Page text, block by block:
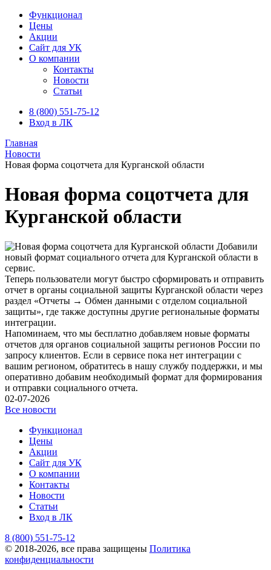
Функционал
Цены
Акции
Сайт для УК
О компании
Контакты
Новости
Статьи
8 (800) 551-75-12
Вход в ЛК
Главная
Новости
Новая форма соцотчета для Курганской области
Новая форма соцотчета для
Курганской области
Добавили
новый формат социального отчета для Курганской области в
сервис.
Теперь пользователи могут быстро сформировать и отправить
отчет в органы социальной защиты Курганской области через
раздел «Отчеты → Обмен данными с отделом социальной
защиты», где также доступны другие региональные форматы
интеграции.
Напоминаем, что мы бесплатно добавляем новые форматы
отчетов для органов социальной защиты регионов России по
запросу клиентов. Если в сервисе пока нет интеграции с
вашим регионом, обратитесь в нашу службу поддержки, и мы
оперативно добавим необходимый формат для формирования
и отправки социального отчета.
02-07-2026
Все новости
Функционал
Цены
Акции
Сайт для УК
О компании
Контакты
Новости
Статьи
Вход в ЛК
8 (800) 551-75-12
© 2018-2026, все права защищены Политика
конфиденциальности